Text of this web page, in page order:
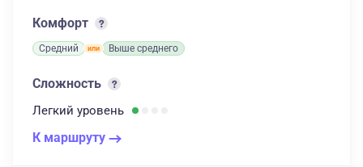
Комфорт
Средний Выше среднего
Сложность
Легкий уровень
К маршруту